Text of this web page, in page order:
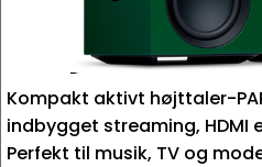
Kompakt aktivt højttaler-
indbygget streaming, HDMI
Perfekt til musik, TV og